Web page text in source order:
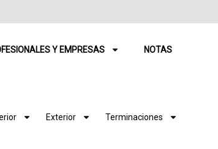
Y EMPRESAS NOTAS
Exterior Terminaciones